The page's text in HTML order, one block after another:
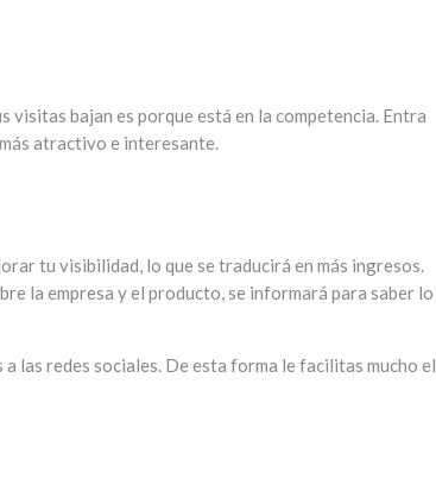
bajan es porque está en la competencia. Entra
atractivo e interesante.
tu visibilidad, lo que se traducirá en más ingresos.
la empresa y el producto, se informará para saber lo
las redes sociales. De esta forma le facilitas mucho el